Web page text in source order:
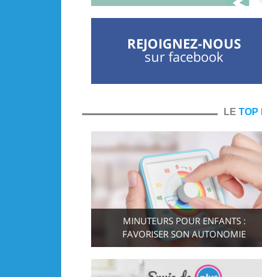
REJOIGNEZ-NOUS
sur facebook
LE TOP
MINUTEURS POUR ENFANTS :
FAVORISER SON AUTONOMIE